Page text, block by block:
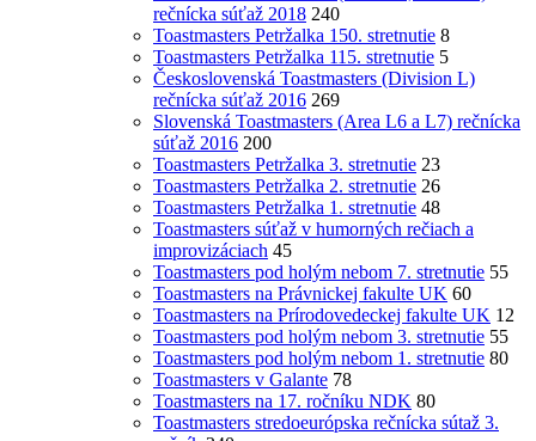
rečnícka súťaž 2018 240
Toastmasters Petržalka 150. stretnutie 8
Toastmasters Petržalka 115. stretnutie 5
Československá Toastmasters (Division L)
rečnícka súťaž 2016 269
Slovenská Toastmasters (Area L6 a L7) rečnícka
súťaž 2016 200
Toastmasters Petržalka 3. stretnutie 23
Toastmasters Petržalka 2. stretnutie 26
Toastmasters Petržalka 1. stretnutie 48
Toastmasters súťaž v humorných rečiach a
improvizáciach 45
Toastmasters pod holým nebom 7. stretnutie 55
Toastmasters na Právnickej fakulte UK 60
Toastmasters na Prírodovedeckej fakulte UK 12
Toastmasters pod holým nebom 3. stretnutie 55
Toastmasters pod holým nebom 1. stretnutie 80
Toastmasters v Galante 78
Toastmasters na 17. ročníku NDK 80
Toastmasters stredoeurópska rečnícka sútaž 3.